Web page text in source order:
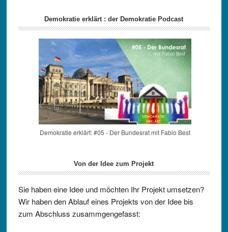
Demokratie erklärt : der Demokratie Podcast
Demokratie erklärt: #05 - Der Bundesrat mit Fabio Best
Von der Idee zum Projekt
Sie haben eine Idee und möchten Ihr Projekt umsetzen?
Wir haben den Ablauf eines Projekts von der Idee bis
zum Abschluss zusammgengefasst: